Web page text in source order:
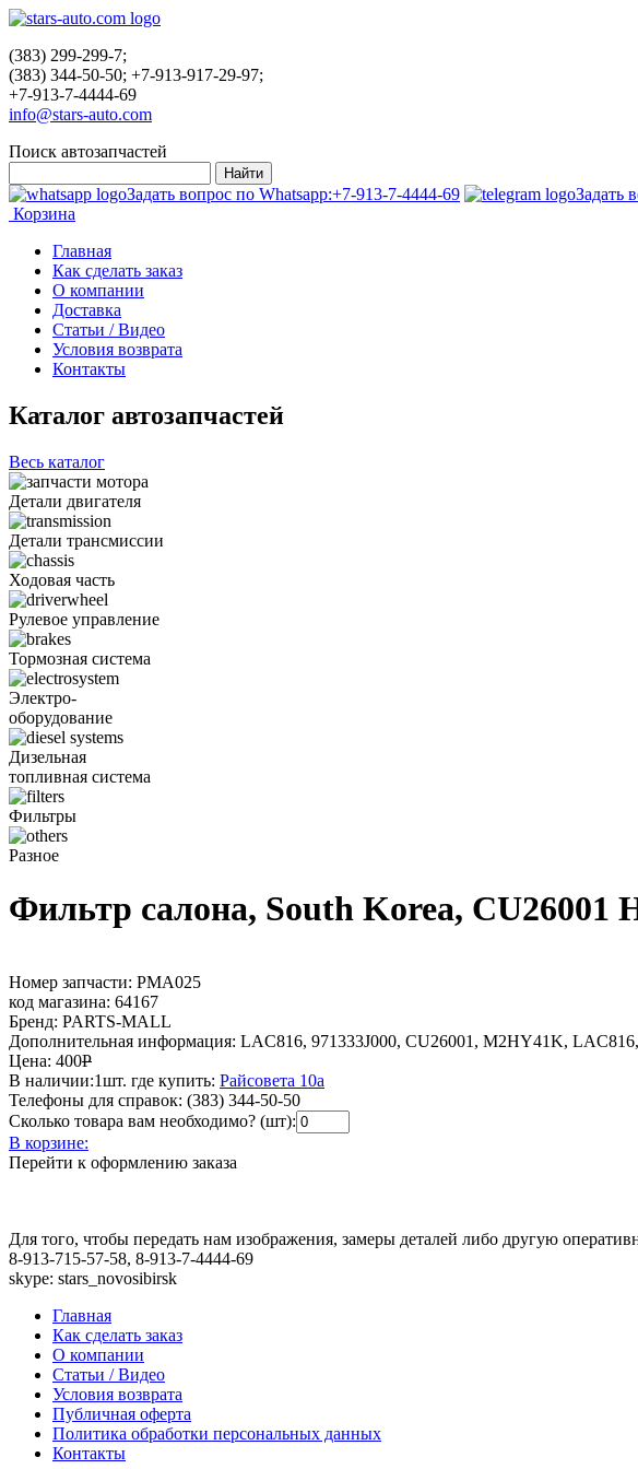
(383) 299-299-7;
(383) 344-50-50; +7-913-917-29-97;
+7-913-7-4444-69
info@stars-auto.com
Поиск автозапчастей
Задать вопрос по Whatsapp:+7-913-7-4444-69 Задать
Корзина
Главная
Как сделать заказ
О компании
Доставка
Статьи / Видео
Условия возврата
Контакты
Каталог автозапчастей
Весь каталог
Детали двигателя
Детали трансмиссии
Ходовая часть
Рулевое управление
Тормозная система
Электро-
оборудование
Дизельная
топливная система
Фильтры
Разное
Фильтр салона, South Korea,
Номер запчасти: PMA025
код магазина: 64167
Бренд: PARTS-MALL
Дополнительная информация: LAC816, 971333J000, CU26001, M2HY41K,
Цена: 400Р
В наличии:1шт. где купить: Райсовета 10а
Телефоны для справок: (383) 344-50-50
Сколько товара вам необходимо? (шт):
В корзине:
Перейти к оформлению заказа
Для того, чтобы передать нам изображения, замеры деталей либо другую
8-913-715-57-58, 8-913-7-4444-69
skype: stars_novosibirsk
Главная
Как сделать заказ
О компании
Статьи / Видео
Условия возврата
Публичная оферта
Политика обработки персональных данных
Контакты